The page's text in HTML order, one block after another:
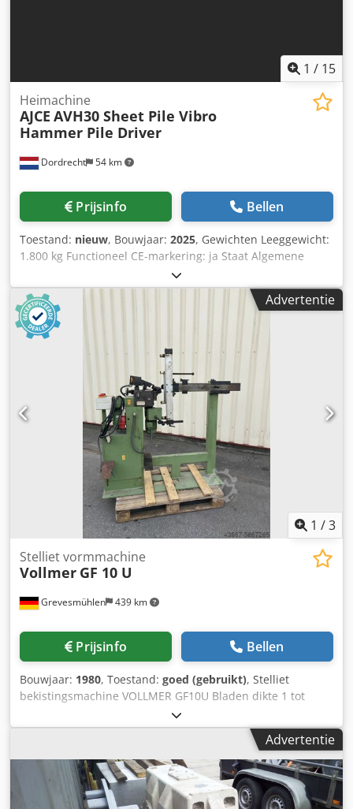
1 / 15
Dordrecht 54 km
Heimachine
AJCE AVH30 Sheet Pile Vibro
Hammer Pile Driver
Prijsinfo Bellen
Toestand: nieuw, Bouwjaar: 2025, Gewichten Leeggewicht:
1.800 kg Functioneel CE-markering: ja Staat Algemene
staat: zeer goed Technische staat: zeer goed Optische
staat: zeer goed Identificatie Referentienummer: 2 Meer
informatie Geschikt voor de volgende machines: 20-35 ton
Leveringscondities: EXW Land van productie: KR Meer
informatie Neem contact op met Ö. Inalkac voor meer
informatie. Crsdpfxeq Ixuvo Agqjf
Advertentie
1 /3
Grevesmühlen 439 km
Stelliet vormmachine
Vollmer GF 10 U
Prijsinfo Bellen
Bouwjaar: 1980, Toestand: goed (gebruikt), Stelliet
bekistingsmachine VOLLMER GF10U Bladen dikte 1 tot
4mm Breedte lintzaagbladen 60 tot 420 mm
cirkelzaagbladen 300 tot 1.200 mm Ø Crjdpsgxb Ebefx
Agqof elektrische voedingsaandrijving via tandwielmotor
Advertentie